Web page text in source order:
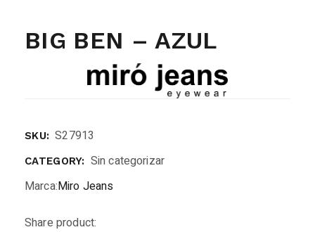
BIG BEN – AZUL
SKU: S27913
CATEGORY: Sin categorizar
Marca:Miro Jeans
Share product: